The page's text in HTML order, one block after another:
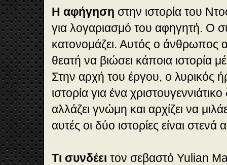
Η αφήγηση στην ιστορία του
για λογαριασμό του αφηγητή. Ο
κατονομάζει. Αυτός ο άνθρωπος
θεατή να βιώσει κάποια ιστορία
Στην αρχή του έργου, ο λυρικός
ιστορία για ένα
αλλάζει γνώμη και αρχίζει να
αυτές οι δύο ιστορίες είναι στενά
Τι συνδέει τον σεβαστό Yulian